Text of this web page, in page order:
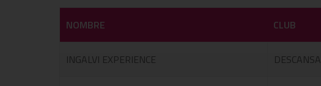
NOMBRE CLUB
INGALVI EXPERIENCE DESCANSA